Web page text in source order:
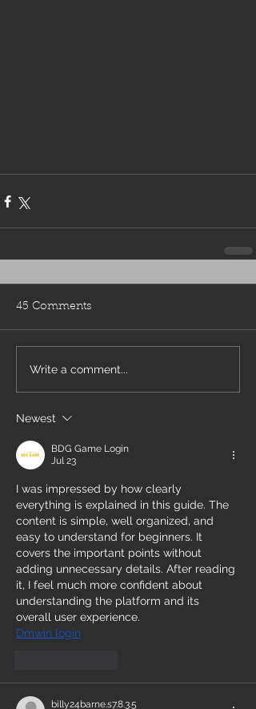
45 Comments
Write a comment...
Newest
BDG Game Login
Jul 23
I was impressed by how clearly
everything is explained in this guide. The
content is simple, well organized, and
easy to understand for beginners. It
covers the important points without
adding unnecessary details. After reading
it, I feel much more confident about
understanding the platform and its
overall user experience.
Dmwin login
billy24barne.s7.8.3.5